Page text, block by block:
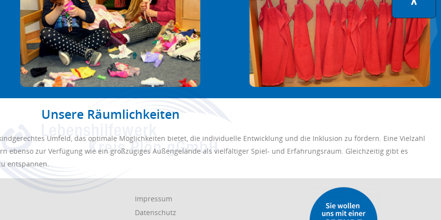
Unsere Räumlichkeiten
Umfeld, das optimale Möglichkeiten bietet, die individuelle Entwicklung und die Inklusion zu fördern. Eine Vielzahl
ebenso zur Verfügung wie ein großzügiges Außengelände als vielfältiger Spiel- und Erfahrungsraum. Gleichzeitig gibt es
entspannen.
überspringen
Impressum
Datenschutz